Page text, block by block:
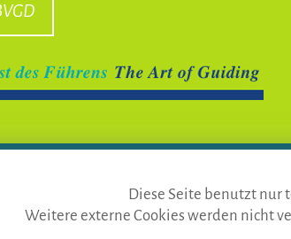
+49 (0)911 65 64 675· Mail:
Diese Seite benutzt nur
Weitere externe Cookies werden nicht